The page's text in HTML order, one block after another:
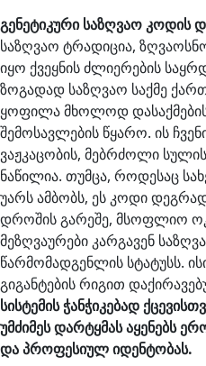
გენეტიკური საზღვაო კოდის
საზღვაო ტრადიცია,
იყო ქვეყნის ძლიერების
ზოგადად საზღვაო საქმე
ყოფილა მხოლოდ
შემოსავლების წყარო. ის
ვაჟკაცობის, მებრძოლი
ნაწილია. თუმცა, როდესაც
უარს ამბობს, ეს კოდი
დროშის გარეშე, მსოფლიო
მეზღვაურები კარგავენ
წარმომადგენლის სტატუსს.
გიგანტების რიგით
სისტემის ჭანჭიკებად
უმძიმეს დარტყმას აყენებს
და პროფესიულ იდენტობას.